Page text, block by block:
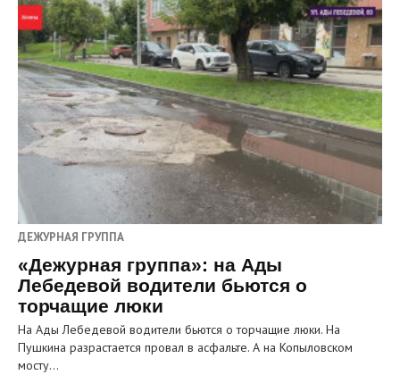
ДЕЖУРНАЯ ГРУППА
«Дежурная группа»: на Ады
Лебедевой водители бьются о
торчащие люки
На Ады Лебедевой водители бьются о торчащие люки. На
Пушкина разрастается провал в асфальте. А на Копыловском
мосту…